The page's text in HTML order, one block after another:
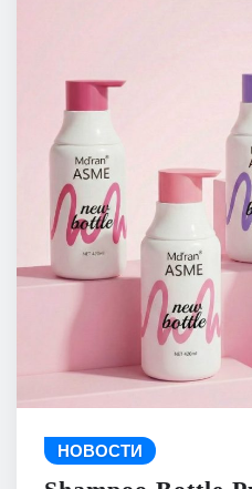
НОВОСТИ